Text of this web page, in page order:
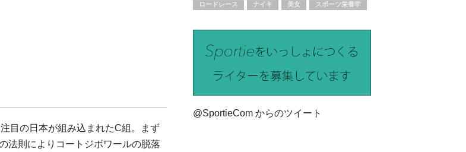
目の日本が組み込まれたC組。まず
法則によりコートジボワールの脱落
ロードレース ナイキ 美女 スポーツ栄養学
@SportieCom からのツイート